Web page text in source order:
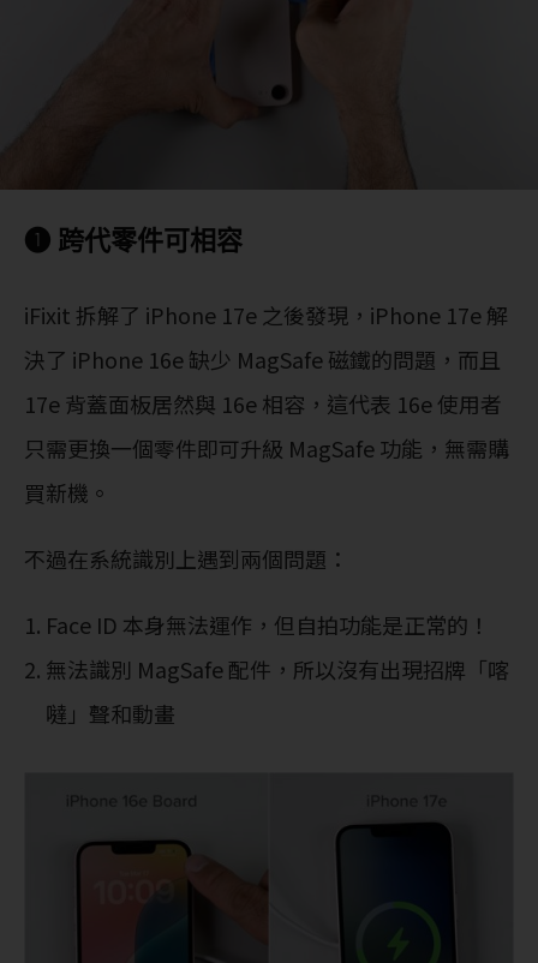
❶ 跨代零件可相容
iFixit 拆解了 iPhone 17e 之後發現，iPhone 17e 解
決了 iPhone 16e 缺少 MagSafe 磁鐵的問題，而且
17e 背蓋面板居然與 16e 相容，這代表 16e 使用者
只需更換一個零件即可升級 MagSafe 功能，無需購
買新機。
不過在系統識別上遇到兩個問題：
Face ID 本身無法運作，但自拍功能是正常的！
無法識別 MagSafe 配件，所以沒有出現招牌「喀
噠」聲和動畫